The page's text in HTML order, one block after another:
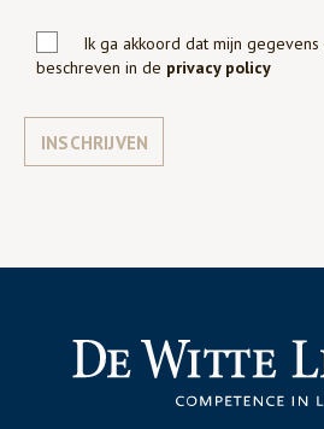
Ik ga akkoord dat mijn
beschreven in de privacy policy
INSCHRIJVEN